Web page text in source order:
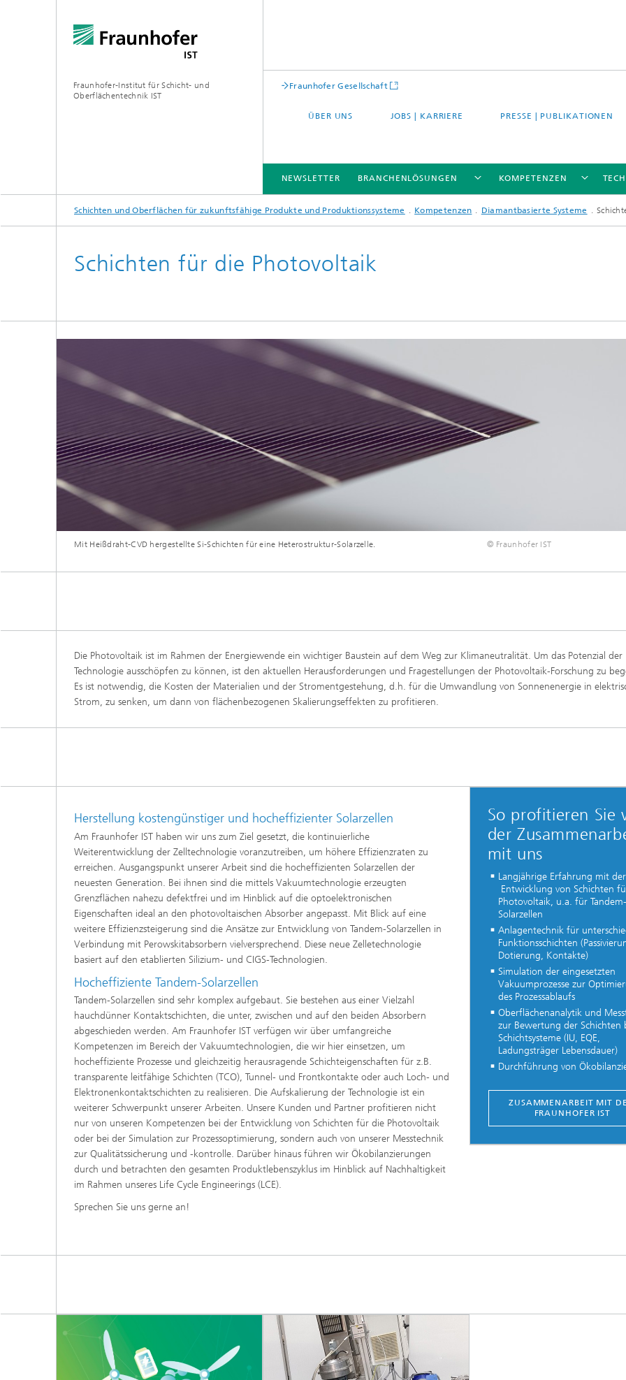
Fraunhofer-Institut für Schicht- und
Oberflächentechnik IST
Fraunhofer Gesellschaft
ÜBER UNS JOBS | KARRIERE PRESSE | PUBLIKATIONEN
NEWSLETTER BRANCHENLÖSUNGEN
BRANCHENLÖSUNGEN
KOMPETENZEN
KOMPETENZEN
TECHNOLOGIEN
ZUSAMMENARBEIT
Schichten und Oberflächen für zukunftsfähige Produkte und Produktionssysteme Kompetenzen Diamantbasierte Systeme
Schichten für die Photovoltaik
© Fraunhofer IST
Mit Heißdraht-CVD hergestellte Si-Schichten für eine Heterostruktur-Solarzelle.
Die Photovoltaik ist im Rahmen der Energiewende ein wichtiger Baustein auf dem Weg zur Klimaneutralität. Um das Potenzial der
Technologie ausschöpfen zu können, ist den aktuellen Herausforderungen und Fragestellungen der Photovoltaik-Forschung zu
Es ist notwendig, die Kosten der Materialien und der Stromentgestehung, d.h. für die Umwandlung von Sonnenenergie in
Strom, zu senken, um dann von flächenbezogenen Skalierungseffekten zu profitieren.
Herstellung kostengünstiger und hocheffizienter Solarzellen
Am Fraunhofer IST haben wir uns zum Ziel gesetzt, die kontinuierliche
Weiterentwicklung der Zelltechnologie voranzutreiben, um höhere Effizienzraten zu
erreichen. Ausgangspunkt unserer Arbeit sind die hocheffizienten Solarzellen der
neuesten Generation. Bei ihnen sind die mittels Vakuumtechnologie erzeugten
Grenzflächen nahezu defektfrei und im Hinblick auf die optoelektronischen
Eigenschaften ideal an den photovoltaischen Absorber angepasst. Mit Blick auf eine
weitere Effizienzsteigerung sind die Ansätze zur Entwicklung von Tandem-Solarzellen in
Verbindung mit Perowskitabsorbern vielversprechend. Diese neue Zelletechnologie
basiert auf den etablierten Silizium- und CIGS-Technologien.
Hocheffiziente Tandem-Solarzellen
Tandem-Solarzellen sind sehr komplex aufgebaut. Sie bestehen aus einer Vielzahl
hauchdünner Kontaktschichten, die unter, zwischen und auf den beiden Absorbern
abgeschieden werden. Am Fraunhofer IST verfügen wir über umfangreiche
Kompetenzen im Bereich der Vakuumtechnologien, die wir hier einsetzen, um
hocheffiziente Prozesse und gleichzeitig herausragende Schichteigenschaften für z.B.
transparente leitfähige Schichten (TCO), Tunnel- und Frontkontakte oder auch Loch- und
Elektronenkontaktschichten zu realisieren. Die Aufskalierung der Technologie ist ein
weiterer Schwerpunkt unserer Arbeiten. Unsere Kunden und Partner profitieren nicht
nur von unseren Kompetenzen bei der Entwicklung von Schichten für die Photovoltaik
oder bei der Simulation zur Prozessoptimierung, sondern auch von unserer Messtechnik
zur Qualitätssicherung und -kontrolle. Darüber hinaus führen wir Ökobilanzierungen
durch und betrachten den gesamten Produktlebenszyklus im Hinblick auf Nachhaltigkeit
im Rahmen unseres Life Cycle Engineerings (LCE).
Sprechen Sie uns gerne an!
So profitieren Sie
der
mit uns
Langjährige Erfahrung mit der
Entwicklung von Schichten
Photovoltaik, u.a. für Tandem-
Solarzellen
Anlagentechnik für
Funktionsschichten
Dotierung, Kontakte)
Simulation der eingesetzten
Vakuumprozesse zur
des Prozessablaufs
Oberflächenanalytik und
zur Bewertung der Schichten
Schichtsysteme (IU, EQE,
Ladungsträger Lebensdauer)
Durchführung von
ZUSAMMENARBEIT MIT
FRAUNHOFER IST